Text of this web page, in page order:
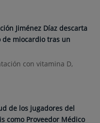
Jiménez Díaz descarta
miocardio tras un
con vitamina D,
de los jugadores del
como Proveedor Médico